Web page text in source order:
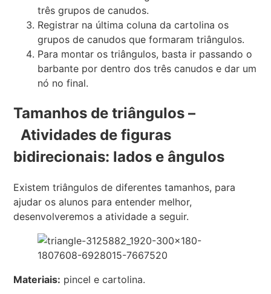
três grupos de canudos.
Registrar na última coluna da cartolina os
grupos de canudos que formaram triângulos.
Para montar os triângulos, basta ir passando o
barbante por dentro dos três canudos e dar um
nó no final.
Tamanhos de triângulos –
Atividades de figuras
bidirecionais: lados e ângulos
Existem triângulos de diferentes tamanhos, para
ajudar os alunos para entender melhor,
desenvolveremos a atividade a seguir.
Materiais: pincel e cartolina.